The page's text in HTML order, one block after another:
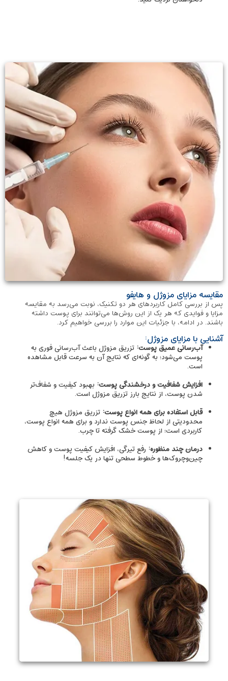
مقایسه مزایای مزوژل و هایفو
پس از بررسی کامل کاربردهای هر دو تکنیک، نوبت می‌رسد به مقایسه
مزایا و فوایدی که هر یک از این روش‌ها می‌توانند برای پوست داشته
باشند. در ادامه، با جزئیات این موارد را بررسی خواهیم کرد.
آشنایی با مزایای مزوژل:
آب‌رسانی عمیق پوست: تزریق مزوژل باعث آب‌رسانی فوری به
پوست می‌شود؛ به گونه‌ای که نتایج آن به سرعت قابل مشاهده
است.
افزایش شفافیت و درخشندگی پوست: بهبود کیفیت و شفاف‌تر
شدن پوست، از نتایج بارز تزریق مزوژل است.
قابل استفاده برای همه انواع پوست: تزریق مزوژل هیچ
محدودیتی از لحاظ جنس پوست ندارد و برای همه انواع پوست،
کاربردی است؛ از پوست خشک گرفته تا چرب.
درمان چند منظوره: رفع تیرگی، افزایش کیفیت پوست و کاهش
چین‌وچروک‌ها و خطوط سطحی تنها در یک جلسه!